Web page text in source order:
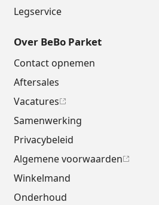
Legservice
Over BeBo Parket
Contact opnemen
Aftersales
Vacatures
Samenwerking
Privacybeleid
Algemene voorwaarden
Winkelmand
Onderhoud